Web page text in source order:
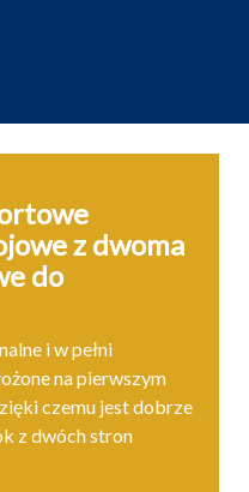
z dwoma
do
i w pełni
na pierwszym
czemu jest dobrze
z dwóch stron